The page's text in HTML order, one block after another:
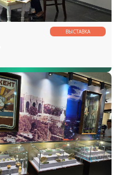
ВЫСТАВКА